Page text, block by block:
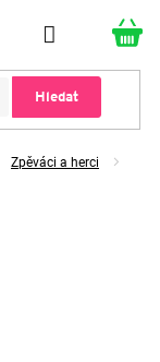
Hledat
Zpěváci a herci